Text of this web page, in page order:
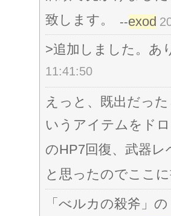
致します。
--exod
>追加しました。あ
11:41:50
えっと、既出だっ
いうアイテムをド
のHP7回復、武器
と思ったのでここ
「べルカの殺斧」